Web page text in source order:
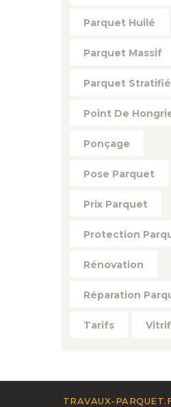
Parquet Huilé
Parquet Massif
Parquet Stratifié
Point De
Ponçage
Pose Parquet
Prix Parquet
Protection
Rénovation
Réparation
Tarifs
TRAVAUX-